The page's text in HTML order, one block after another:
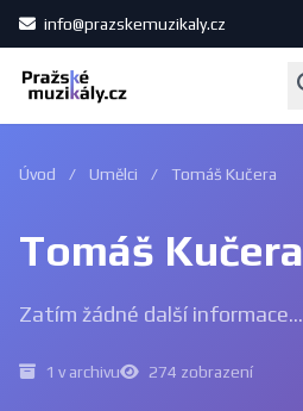
info@prazskemuzikaly.cz
Úvod / Umělci / Tomáš Kučera
Tomáš Kučera
Zatím žádné další informace...
1 v archivu 274 zobrazení